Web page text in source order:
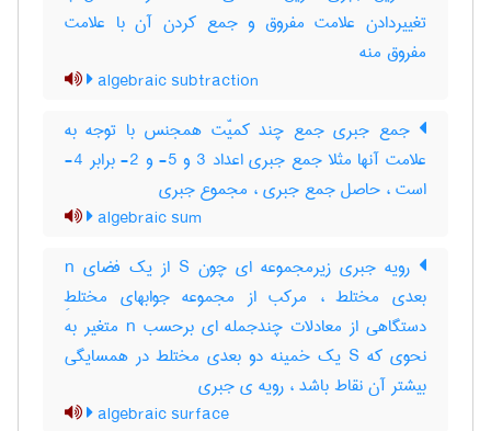
تغییردادن علامت مفروق و جمع کردن آن با علامت
مفروق منه
algebraic subtraction
جمع جبری جمع چند کمیّت همجنس با توجه به
علامت آنها مثلا جمع جبری اعداد 3 و 5- و 2- برابر 4-
است ، حاصل جمع جبری ، مجموع جبری
algebraic sum
رویه جبری زیرمجموعه ای چون S از یک فضای n
بعدی مختلط ، مرکب از مجموعه جوابهای مختلطِ
دستگاهی از معادلات چندجمله ای برحسب n متغیر به
نحوی که S یک خمینه دو بعدی مختلط در همسایگی
بیشتر آن نقاط باشد ، رویه ی جبری
algebraic surface